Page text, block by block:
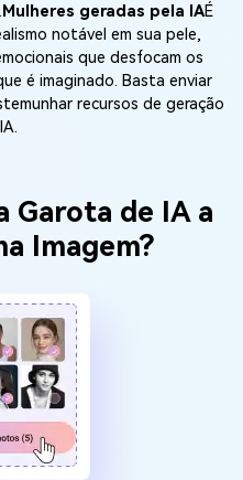
Mulheres geradas pela IAÉ
notável em sua pele,
que desfocam os
é imaginado. Basta enviar
recursos de geração
Garota de IA a
Imagem?